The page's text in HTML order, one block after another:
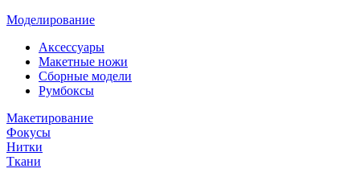
Моделирование
Аксессуары
Макетные ножи
Сборные модели
Румбоксы
Макетирование
Фокусы
Нитки
Ткани